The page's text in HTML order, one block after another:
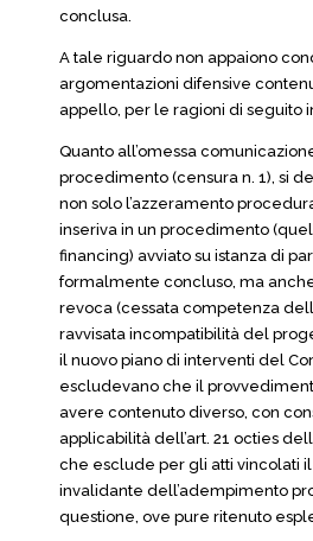
conclusa.
A tale riguardo non appaiono
argomentazioni difensive
appello, per le ragioni di seguito
Quanto all’omessa
procedimento (censura n. 1), si
non solo l’azzeramento
inseriva in un procedimento
financing) avviato su istanza di
formalmente concluso, ma
revoca (cessata competenza
ravvisata incompatibilità del
il nuovo piano di interventi del
escludevano che il
avere contenuto diverso, con
applicabilità dell’art. 21 octies
che esclude per gli atti vincolati
invalidante dell’adempimento
questione, ove pure ritenuto